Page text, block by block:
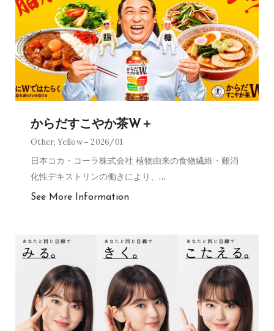
からだすこやか茶W＋
Other,Yellow 2026/01
日本コカ・コーラ株式会社 植物由来の食物繊維・難消
化性デキストリンの働きにより、 …
See More Information